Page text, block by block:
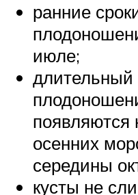
ранние
июле;
длительный
появляются
осенних
середины
кусты не